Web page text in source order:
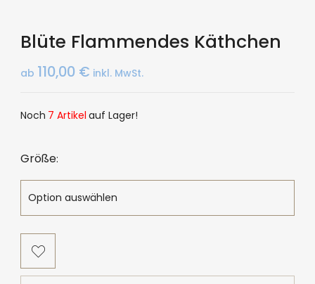
Blüte Flammendes Käthchen
ab 110,00 € inkl. MwSt.
Noch 7 Artikel auf Lager!
Größe